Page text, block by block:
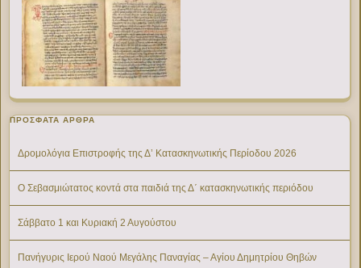
ΠΡΌΣΦΑΤΑ ΆΡΘΡΑ
Δρομολόγια Επιστροφής της Δ’ Κατασκηνωτικής Περίοδου 2026
Ο Σεβασμιώτατος κοντά στα παιδιά της Δ΄ κατασκηνωτικής περιόδου
Σάββατο 1 και Κυριακή 2 Αυγούστου
Πανήγυρις Ιερού Ναού Μεγάλης Παναγίας – Αγίου Δημητρίου Θηβών